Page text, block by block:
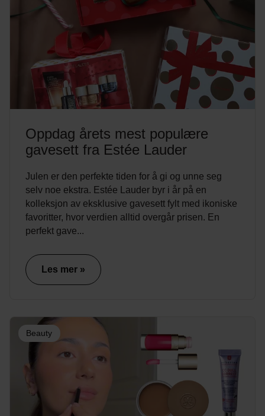
Oppdag årets mest populære
gavesett fra Estée Lauder
Julen er den perfekte tiden for å gi og unne seg
selv noe ekstra. Estée Lauder byr i år på en
kolleksjon av eksklusive gavesett fylt med ikoniske
favoritter, hvor verdien alltid overgår prisen. En
perfekt gave...
Les mer »
Beauty